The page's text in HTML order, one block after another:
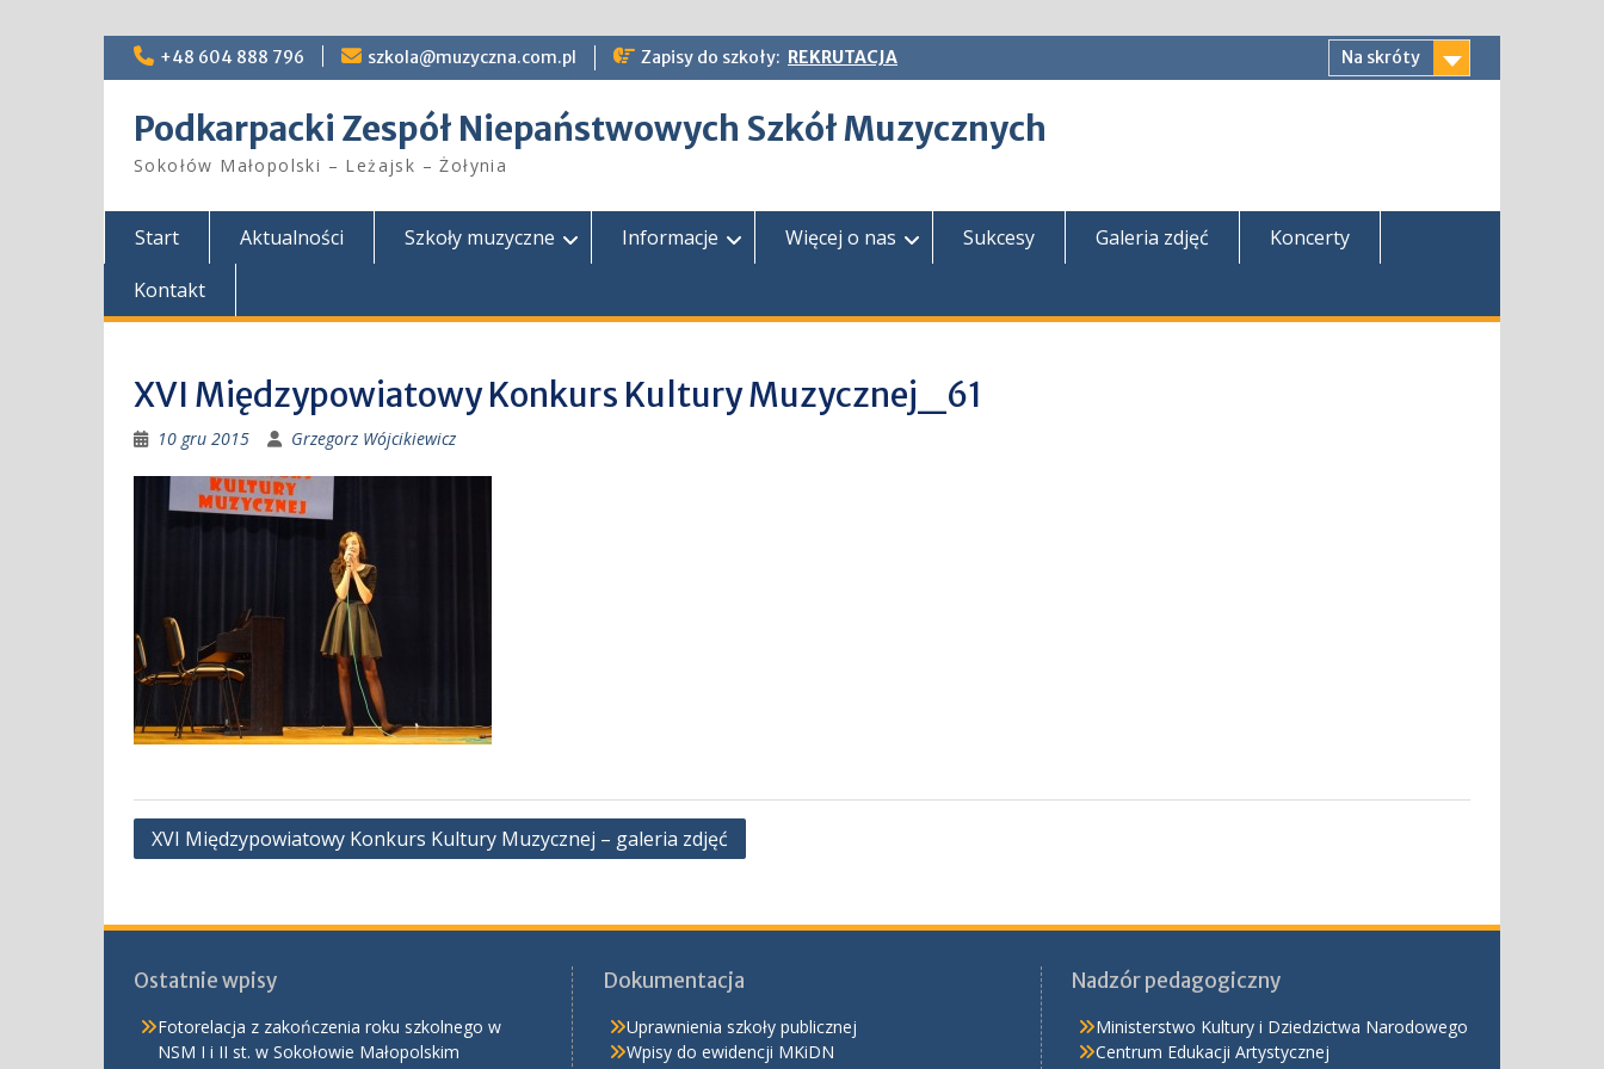
Skip
+48 604 888 796 szkola@muzyczna.com.pl Zapisy do szkoły: REKRUTACJA Na skróty
Podkarpacki Zespół Niepaństwowych Szkół Muzycznych
Sokołów Małopolski – Leżajsk – Żołynia
Start Aktualności Szkoły muzyczne Informacje Więcej o nas Sukcesy Galeria zdjęć
Koncerty
Kontakt
XVI Międzypowiatowy Konkurs Kultury Muzycznej_61
10 gru 2015 Grzegorz Wójcikiewicz
Nawigacja
XVI Międzypowiatowy Konkurs Kultury Muzycznej – galeria zdjęć
Ostatnie wpisy
Fotorelacja z zakończenia roku szkolnego w
NSM I i II st. w Sokołowie Małopolskim
Dokumentacja
Uprawnienia szkoły publicznej
Wpisy do ewidencji MKiDN
Nadzór pedagogiczny
Ministerstwo Kultury i Dziedzictwa Narodowego
Centrum Edukacji Artystycznej